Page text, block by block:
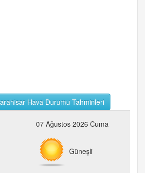
Hava Durumu Tahminleri
07 Ağustos 2026 Cuma
Güneşli